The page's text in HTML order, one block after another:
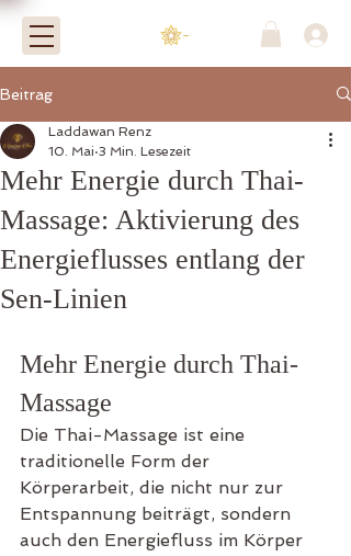
-
Beitrag
Mehr Energie durch Thai-
Massage: Aktivierung des
Energieflusses entlang der
Sen-Linien
Laddawan Renz
10. Mai 3 Min. Lesezeit
Mehr Energie durch Thai-
Massage
Die Thai-Massage ist eine
traditionelle Form der
Körperarbeit, die nicht nur zur
Entspannung beiträgt, sondern
auch den Energiefluss im Körper